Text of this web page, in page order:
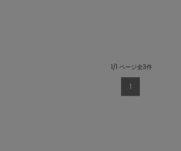
1/1 ページ全3件
1